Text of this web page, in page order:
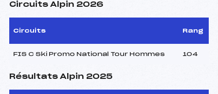
Circuits Alpin 2026
Circuits Rang
FIS C Ski Promo National Tour Hommes 104
Résultats Alpin 2025